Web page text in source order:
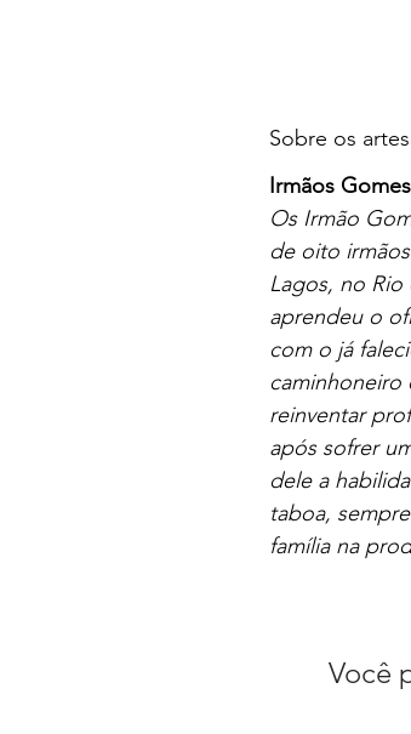
Sobre os
Irmãos
Os Irmão
de oito
Lagos, no
aprendeu o
com o já
caminhoneiro
reinventar
após sofrer
dele a
taboa,
família na
Você